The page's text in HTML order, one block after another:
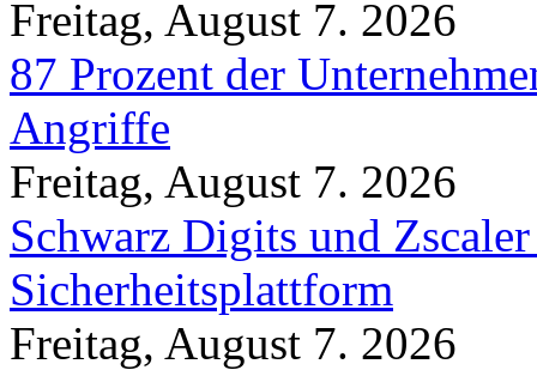
Freitag, August 7. 2026
87 Prozent der
Angriffe
Freitag, August 7. 2026
Schwarz Digits und
Sicherheitsplattform
Freitag, August 7. 2026